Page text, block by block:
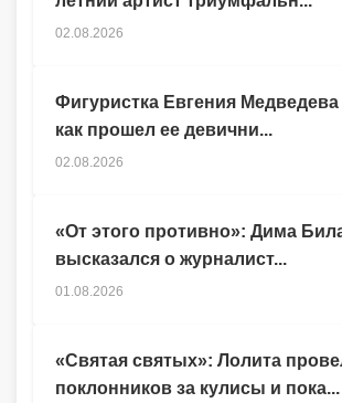
02.08.2026
Фигуристка Евгения Медведева
как прошел ее девични...
02.08.2026
«От этого противно»: Дима
высказался о журналист...
01.08.2026
«Святая святых»: Лолита
поклонников за кулисы и пока...